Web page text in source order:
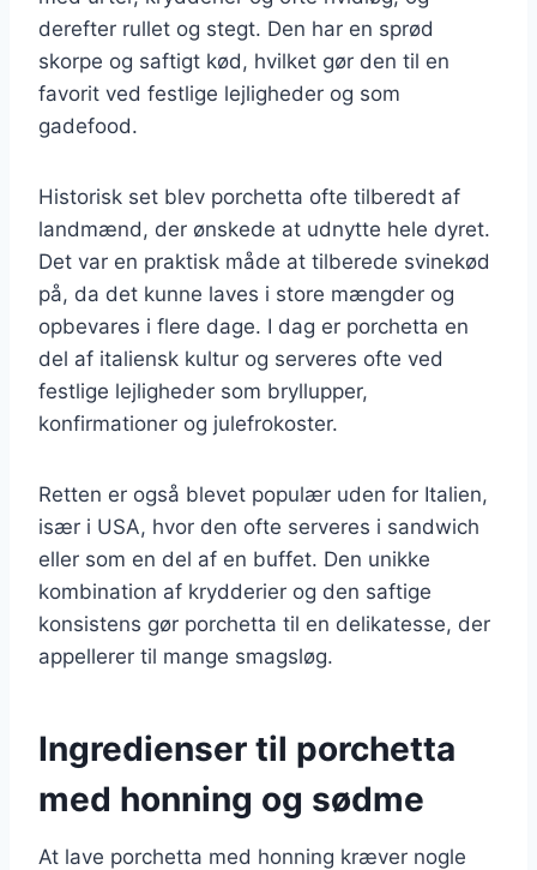
derefter rullet og stegt. Den har en sprød
skorpe og saftigt kød, hvilket gør den til en
favorit ved festlige lejligheder og som
gadefood.
Historisk set blev porchetta ofte tilberedt af
landmænd, der ønskede at udnytte hele dyret.
Det var en praktisk måde at tilberede svinekød
på, da det kunne laves i store mængder og
opbevares i flere dage. I dag er porchetta en
del af italiensk kultur og serveres ofte ved
festlige lejligheder som bryllupper,
konfirmationer og julefrokoster.
Retten er også blevet populær uden for Italien,
især i USA, hvor den ofte serveres i sandwich
eller som en del af en buffet. Den unikke
kombination af krydderier og den saftige
konsistens gør porchetta til en delikatesse, der
appellerer til mange smagsløg.
Ingredienser til porchetta
med honning og sødme
At lave porchetta med honning kræver nogle